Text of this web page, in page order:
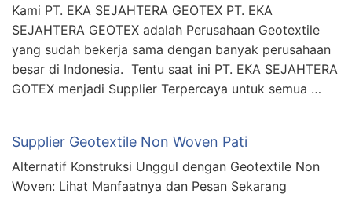
Kami PT. EKA SEJAHTERA GEOTEX PT. EKA
SEJAHTERA GEOTEX adalah Perusahaan Geotextile
yang sudah bekerja sama dengan banyak perusahaan
besar di Indonesia. Tentu saat ini PT. EKA SEJAHTERA
GOTEX menjadi Supplier Terpercaya untuk semua …
Supplier Geotextile Non Woven Pati
Alternatif Konstruksi Unggul dengan Geotextile Non
Woven: Lihat Manfaatnya dan Pesan Sekarang